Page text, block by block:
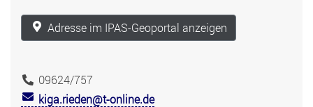
Adresse im IPAS-Geoportal anzeigen
09624/757
kiga.rieden@t-online.de